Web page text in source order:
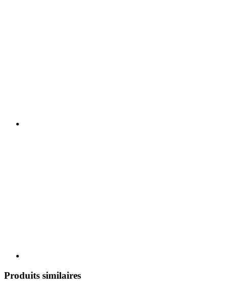
Produits similaires